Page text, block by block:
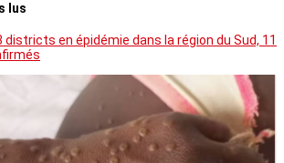
lus
districts en épidémie dans la région du Sud, 11